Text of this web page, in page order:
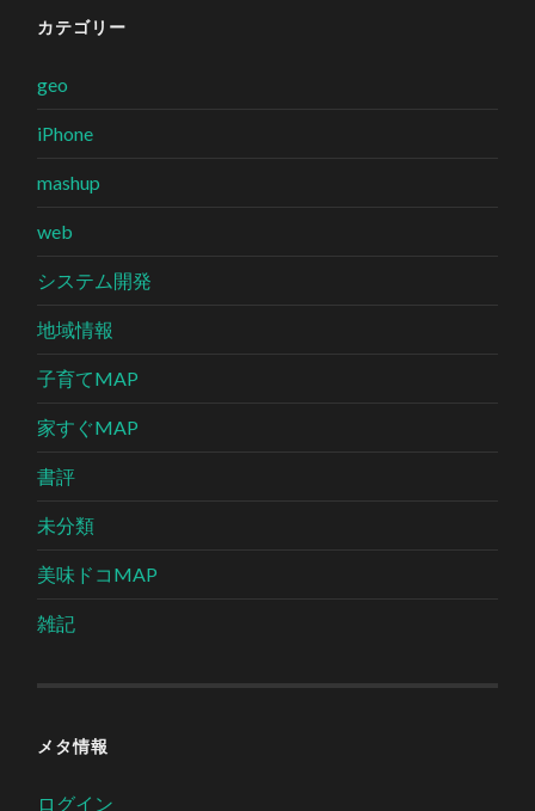
カテゴリー
geo
iPhone
mashup
web
システム開発
地域情報
子育てMAP
家すぐMAP
書評
未分類
美味ドコMAP
雑記
メタ情報
ログイン